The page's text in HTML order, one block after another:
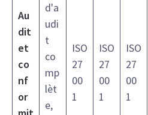
Au
dit
et
co
nf
or
d'a
udi
t
co
mp
lèt
e,
ISO
27
00
1
ISO
27
00
1
ISO
27
00
1